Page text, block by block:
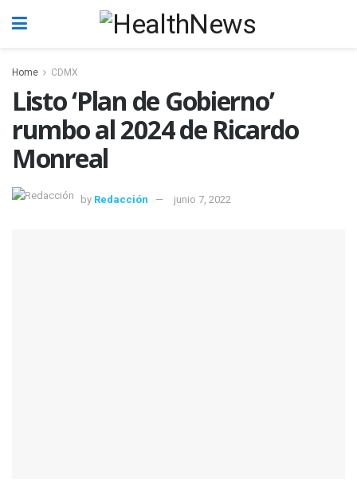
Home CDMX
Listo ‘Plan de Gobierno’
rumbo al 2024 de Ricardo
Monreal
by Redacción junio 7, 2022